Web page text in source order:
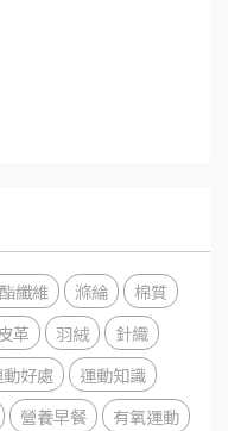
纖維 滌綸
棉質
革 羽絨
針織
動好處
運動知識
營養早餐
有氧運動